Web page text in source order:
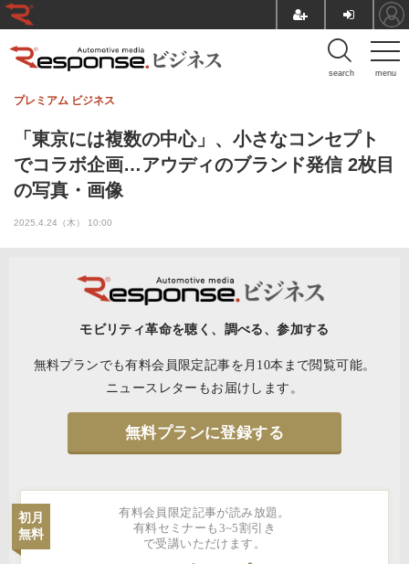
menu
search
「東京には複数の中心」、小さなコンセプト
でコラボ企画…アウディのブランド発信 2枚目
の写真・画像
プレミアム ビジネス
2025.4.24（木） 10:00
モビリティ革命を聴く、調べる、参加する
無料プランでも有料会員限定記事を月10本まで閲覧可能。
ニュースレターもお届けします。
無料プランに登録する
有料会員限定記事が読み放題。
有料セミナーも3~5割引き
で受講いただけます。
初月
無料